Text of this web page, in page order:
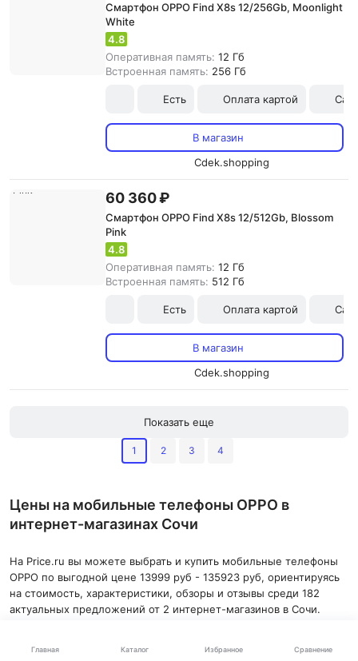
Главная Каталог Избранное Сравнение
Смартфон OPPO Find X8s 12/256Gb, Moonlight
White
4.8
Оперативная память: 12 Гб
Встроенная память: 256 Гб
Есть Оплата картой
В магазин
Cdek.shopping
60 360 ₽
Смартфон OPPO Find X8s 12/512Gb, Blossom
Pink
4.8
Оперативная память: 12 Гб
Встроенная память: 512 Гб
Есть Оплата картой
В магазин
Cdek.shopping
Показать еще
1 2 3 4
Цены на мобильные телефоны OPPO в
интернет-магазинах Сочи
На Price.ru вы можете выбрать и купить мобильные телефоны
OPPO по выгодной цене 13999 руб - 135923 руб, ориентируясь
на стоимость, характеристики, обзоры и отзывы среди 182
актуальных предложений от 2 интернет-магазинов в Сочи.
используя фильтр по популярности и размеру скидки.